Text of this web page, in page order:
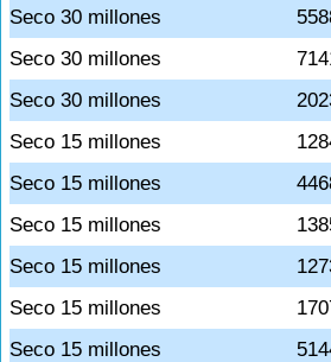
Seco 30 millones
Seco 30 millones
Seco 30 millones
Seco 15 millones
Seco 15 millones
Seco 15 millones
Seco 15 millones
Seco 15 millones
Seco 15 millones